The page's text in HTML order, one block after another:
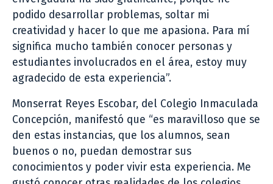
podido desarrollar problemas, soltar mi
creatividad y hacer lo que me apasiona. Para mí
significa mucho también conocer personas y
estudiantes involucrados en el área, estoy muy
agradecido de esta experiencia”.
Monserrat Reyes Escobar, del Colegio Inmaculada
Concepción, manifestó que “es maravilloso que se
den estas instancias, que los alumnos, sean
buenos o no, puedan demostrar sus
conocimientos y poder vivir esta experiencia. Me